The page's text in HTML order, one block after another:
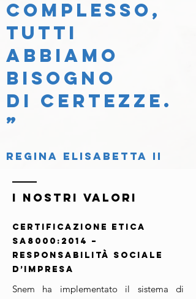
complesso,
tutti
abbiamo
bisogno
di certezze.
”
Regina Elisabetta II
I NOSTRI VALORI
CERTIFICAZIONE ETICA
SA8000:2014 –
Responsabilità Sociale
d’Impresa
Snem ha implementato il sistema di